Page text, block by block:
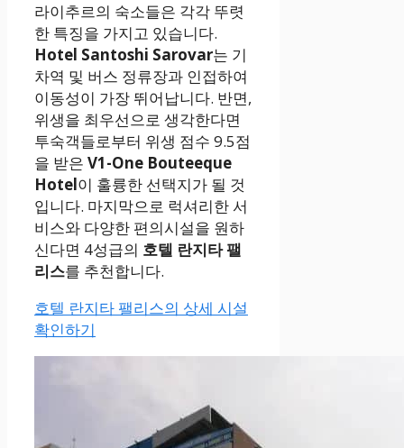
라이추르의 숙소들은 각각 뚜렷
한 특징을 가지고 있습니다.
Hotel Santoshi Sarovar는 기
차역 및 버스 정류장과 인접하여
이동성이 가장 뛰어납니다. 반면,
위생을 최우선으로 생각한다면
투숙객들로부터 위생 점수 9.5점
을 받은 V1-One Bouteeque
Hotel이 훌륭한 선택지가 될 것
입니다. 마지막으로 럭셔리한 서
비스와 다양한 편의시설을 원하
신다면 4성급의 호텔 란지타 팰
리스를 추천합니다.
호텔 란지타 팰리스의 상세 시설
확인하기